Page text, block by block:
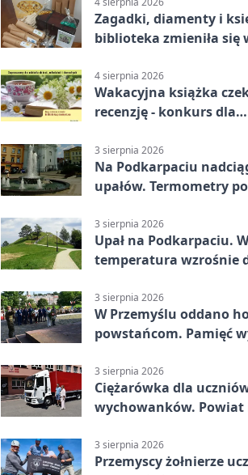
Zagadki, diamenty i
biblioteka zmieniła się
4 sierpnia 2026
Wakacyjna książka
recenzję - konkurs dla
3 sierpnia 2026
Na Podkarpaciu
upałów. Termometry
3 sierpnia 2026
Upał na Podkarpaciu.
temperatura wzrośnie
3 sierpnia 2026
W Przemyślu oddano
powstańcom. Pamięć
3 sierpnia 2026
Ciężarówka dla
wychowanków.
3 sierpnia 2026
Przemyscy żołnierze